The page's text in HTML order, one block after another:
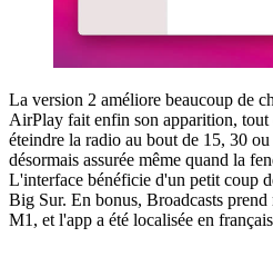
La version 2 améliore beaucoup de
AirPlay fait enfin son apparition,
éteindre la radio au bout de 15, 30
désormais assurée même quand la
L'interface bénéficie d'un petit coup
Big Sur. En bonus, Broadcasts
M1, et l'app a été localisée en